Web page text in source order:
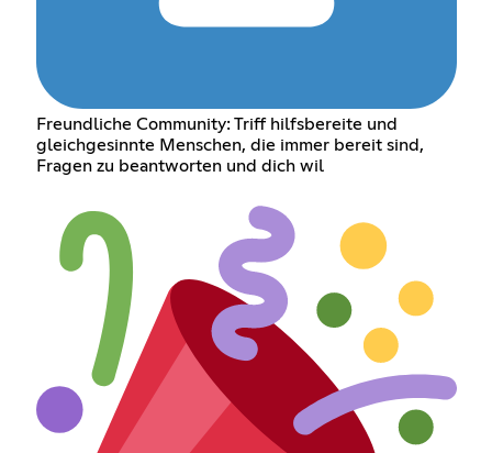
Freundliche Community: Triff hilfsbereite und
gleichgesinnte Menschen, die immer bereit sind,
Fragen zu beantworten und dich wil